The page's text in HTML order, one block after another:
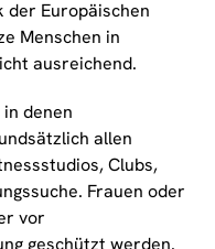
Europäischen
Menschen in
ausreichend.
denen
allen
Clubs,
Frauen oder
vor
geschützt werden.